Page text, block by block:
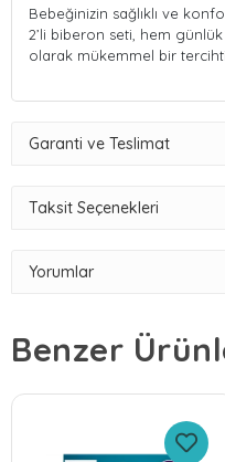
Bebeğinizin sağlıklı ve
2’li biberon seti, hem
olarak mükemmel bir
Garanti ve Teslimat
Taksit Seçenekleri
Yorumlar
Benzer